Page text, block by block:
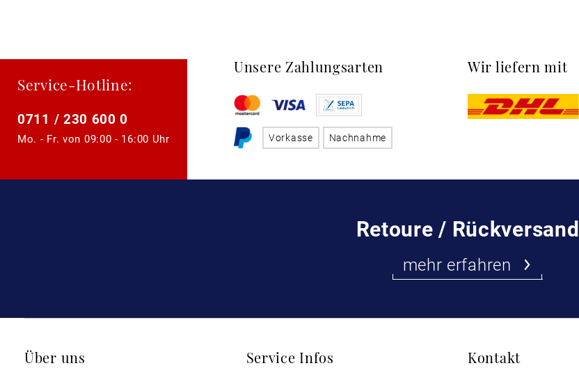
Retoure / Rückversand
mehr erfahren
Service-Hotline:
0711 / 230 600 0
Mo. - Fr. von 09:00 - 16:00 Uhr
Unsere Zahlungsarten
Vorkasse Nachnahme
Wir liefern mit
Über uns Service Infos Kontakt